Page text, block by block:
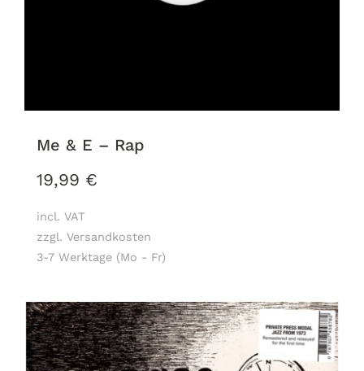
Me & E – Rap
19,99 €
incl. VAT
zzgl. Versandkosten
3-7 Werktage (Mo - Fr)